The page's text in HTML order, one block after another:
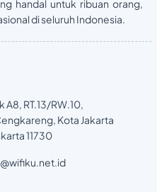
handal untuk ribuan orang,
di seluruh Indonesia.
A8, RT.13/RW.10,
Kota Jakarta
11730